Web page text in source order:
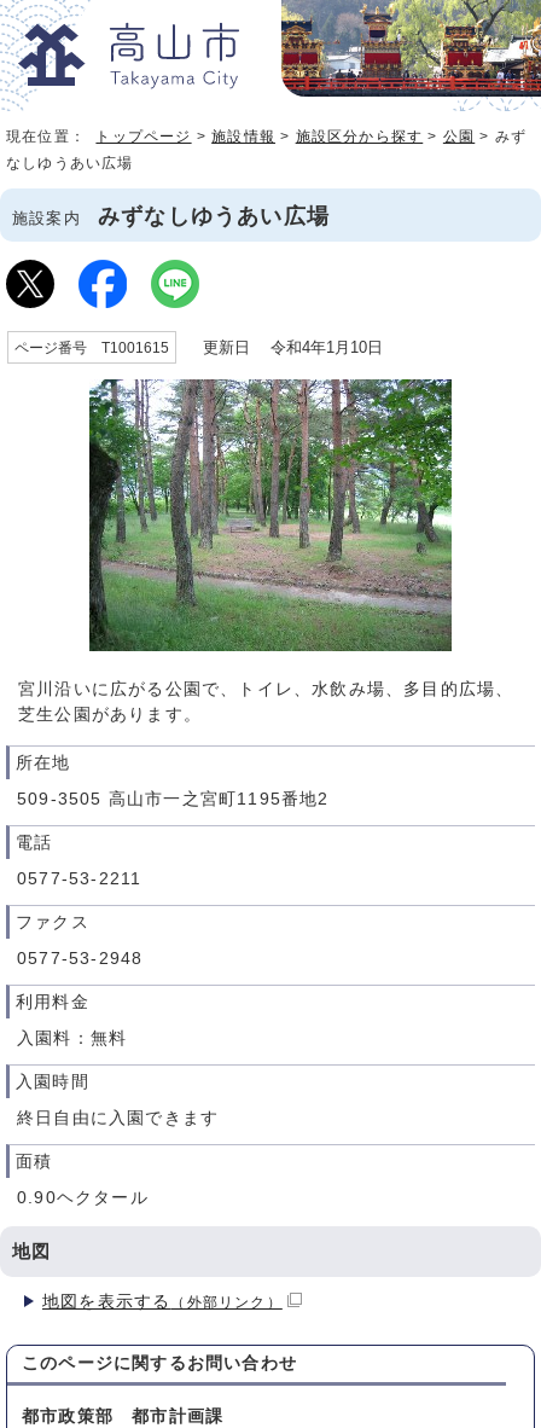
現在位置： トップページ >施設情報 > 施設区分から探す > 公園 > みず
なしゆうあい広場
施設案内 みずなしゆうあい広場
ページ番号 T1001615 更新日 令和4年1月10日
宮川沿いに広がる公園で、トイレ、水飲み場、多目的広場、
芝生公園があります。
所在地
509-3505 高山市一之宮町1195番地2
電話
0577-53-2211
ファクス
0577-53-2948
利用料金
入園料：無料
入園時間
終日自由に入園できます
面積
0.90ヘクタール
地図
地図を表示する （外部リンク）
このページに関する お問い合わせ
都市政策部 都市計画課